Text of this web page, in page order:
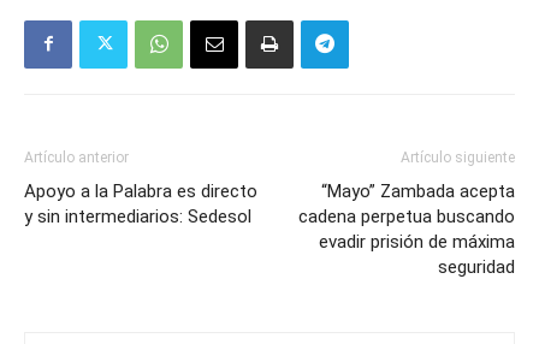
Artículo anterior
Apoyo a la Palabra es directo
y sin intermediarios: Sedesol
Artículo siguiente
“Mayo” Zambada acepta
cadena perpetua buscando
evadir prisión de máxima
seguridad